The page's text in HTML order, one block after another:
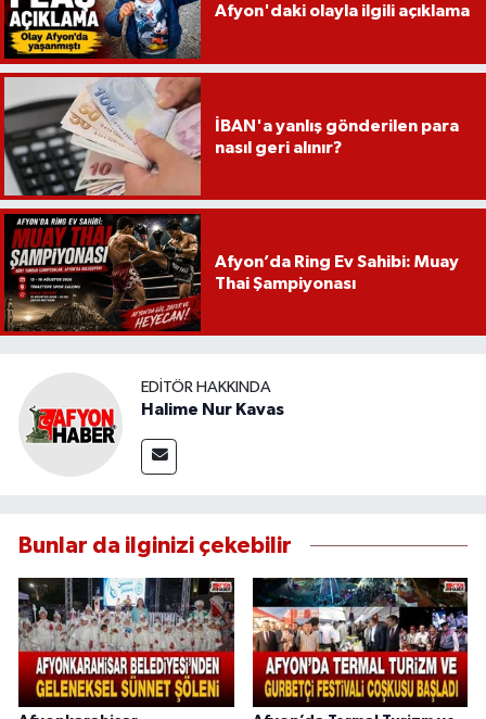
Afyon'daki olayla ilgili açıklama
İBAN'a yanlış gönderilen para
nasıl geri alınır?
Afyon’da Ring Ev Sahibi: Muay
Thai Şampiyonası
EDITÖR HAKKINDA
Halime Nur Kavas
Bunlar da ilginizi çekebilir